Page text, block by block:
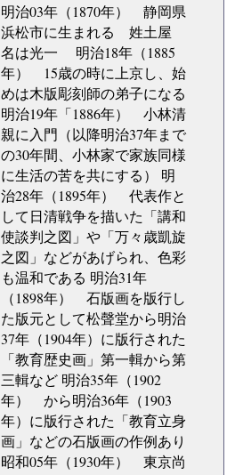
明治03年（1870年） 静岡県
浜松市に生まれる 姓土屋
名は光一 明治18年（1885
年） 15歳の時に上京し、始
めは木版彫刻師の弟子になる
明治19年「1886年） 小林清
親に入門（以降明治37年まで
の30年間、小林家で家族同様
に生活の苦を共にする） 明
治28年（1895年） 代表作と
して日清戦争を描いた「講和
使談判之図」や「万々歳凱旋
之図」などがあげられ、色彩
も温和である 明治31年
（1898年） 石版画を版行し
た版元として松聲堂から明治
37年（1904年）に版行された
「教育歴史画」第一輯から第
三輯など 明治35年（1902
年） から明治36年（1903
年）に版行された「教育立身
画」などの石版画の作例あり
昭和05年（1930年） 東京尚